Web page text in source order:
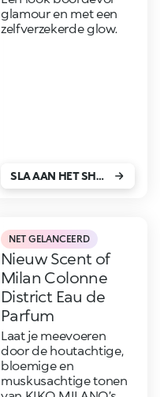
glamour en met een
zelfverzekerde glow.
SLA AAN HET SHOPPEN!
NET GELANCEERD
Nieuw Scent of
Milan Colonne
District Eau de
Parfum
Laat je meevoeren
door de houtachtige,
bloemige en
muskusachtige tonen